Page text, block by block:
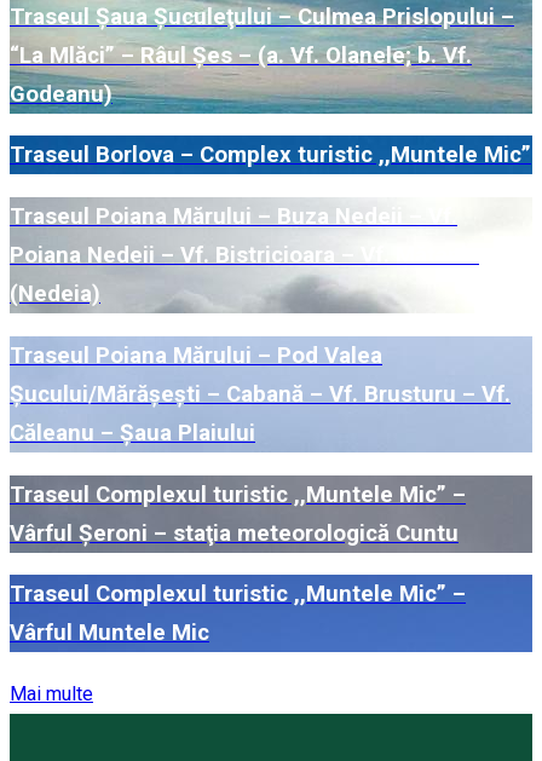
Traseul Şaua Şuculeţului – Culmea Prislopului –
“La Mlăci” – Râul Şes – (a. Vf. Olanele; b. Vf.
Godeanu)
Traseul Borlova – Complex turistic ,,Muntele Mic”
Traseul Poiana Mărului – Buza Nedeii – Vf.
Poiana Nedeii – Vf. Bistricioara – Vf. Mătania
(Nedeia)
Traseul Poiana Mărului – Pod Valea
Şucului/Mărăşeşti – Cabană – Vf. Brusturu – Vf.
Căleanu – Şaua Plaiului
Traseul Complexul turistic ,,Muntele Mic” –
Vârful Şeroni – staţia meteorologică Cuntu
Traseul Complexul turistic ,,Muntele Mic” –
Vârful Muntele Mic
Mai multe